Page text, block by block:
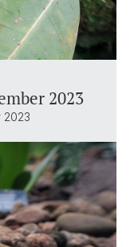
2023
2023